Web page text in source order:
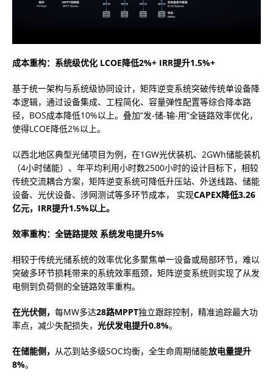
成本重构：系统级优化 LCOE降低2%+ IRR提升1.5%+
基于统一架构与系统级协同设计，矩阵逆变系统突破传统单设备降
本逻辑，通过设备集成、工程简化、容量弹性配置等综合降本路
径，BOS成本降低10%以上。叠加“发-储-输-用”全链路效率优化，
使得LCOE降低2%以上。
以西北地区典型光储项目为例，在1GW光伏装机、2GWh储能装机
（4小时储能）、年平均利用小时数2500小时的设计目标下，相较
传统交流耦合方案，矩阵逆变系统可降低升压站、外送线路、储能
设备、光伏设备、涉网测试等多环节成本， 实现CAPEX降低3.26
亿元，IRR提升1.5%以上。
效率重构： 全链路提效 系统发电提升5%
相较于传统光储系统的效率优化多聚焦单一设备或局部环节，难以
突破多环节损耗带来的系统效率瓶颈，矩阵逆变系统则实现了从发
电侧到负荷侧的全链路效率重构。
在光伏侧， 每MW多达28路MPPT独立跟踪控制，精准追踪最大功
率点，减少失配损失， 光伏发电提升0.8%。
在储能侧， 从芯到站多级SOC均衡，全生命周期储能放电量提升
8%。